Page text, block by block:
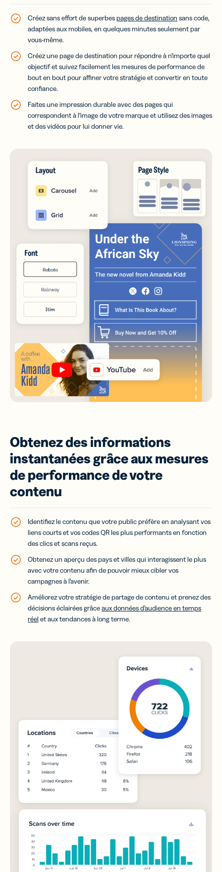
Créez sans effort de superbespages de destination sans code,
adaptées aux mobiles, en quelques minutes seulement par
vous-même.
Créez une page de destination pour répondre à n’importe quel
objectif et suivez facilement les mesures de performance de
bout en bout pour affiner votre stratégie et convertir en toute
confiance.
Faites une impression durable avec des pages qui
correspondent à l’image de votre marque et utilisez des images
et des vidéos pour lui donner vie.
Obtenez des informations
instantanées grâce aux mesures
de performance de votre
contenu
Identifiez le contenu que votre public préfère en analysant vos
liens courts et vos codes QR les plus performants en fonction
des clics et scans reçus.
Obtenez un aperçu des pays et villes qui interagissent le plus
avec votre contenu afin de pouvoir mieux cibler vos
campagnes à l’avenir.
Améliorez votre stratégie de partage de contenu et prenez des
décisions éclairées grâceaux données d’audience en temps
réel et aux tendances à long terme.